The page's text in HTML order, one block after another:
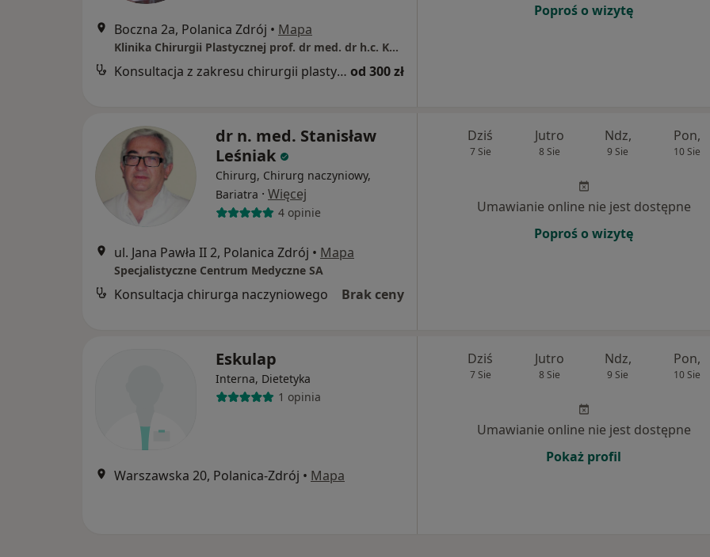
Boczna 2a, Polanica Zdrój • Mapa
Klinika Chirurgii Plastycznej prof. dr med. dr h.c. Kazimierz Kobus
Konsultacja z zakresu chirurgii plastycznej od 300 zł
Poproś o wizytę
dr n. med. Stanisław
Leśniak
Chirurg, Chirurg naczyniowy,
Bariatra · Więcej
4 opinie
ul. Jana Pawła II 2, Polanica Zdrój • Mapa
Specjalistyczne Centrum Medyczne SA
Konsultacja chirurga naczyniowego Brak ceny
Dziś
7 Sie
Jutro
8 Sie
Ndz,
9 Sie
Pon,
10 Sie
Umawianie online nie jest dostępne
Poproś o wizytę
Eskulap
Interna, Dietetyka
1 opinia
Warszawska 20, Polanica-Zdrój • Mapa
Dziś
7 Sie
Jutro
8 Sie
Ndz,
9 Sie
Pon,
10 Sie
Umawianie online nie jest dostępne
Pokaż profil